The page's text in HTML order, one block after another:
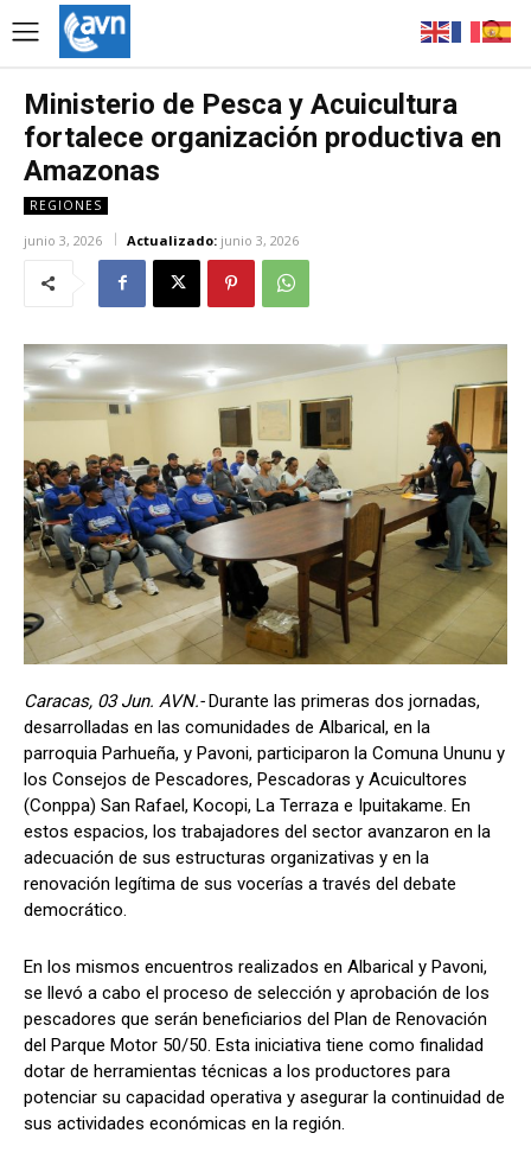
Ministerio de Pesca y Acuicultura
fortalece organización productiva en
Amazonas
REGIONES
junio 3, 2026 Actualizado: junio 3, 2026
Caracas, 03 Jun. AVN.- Durante las primeras dos jornadas,
desarrolladas en las comunidades de Albarical, en la
parroquia Parhueña, y Pavoni, participaron la Comuna Ununu y
los Consejos de Pescadores, Pescadoras y Acuicultores
(Conppa) San Rafael, Kocopi, La Terraza e Ipuitakame. En
estos espacios, los trabajadores del sector avanzaron en la
adecuación de sus estructuras organizativas y en la
renovación legítima de sus vocerías a través del debate
democrático.
En los mismos encuentros realizados en Albarical y Pavoni,
se llevó a cabo el proceso de selección y aprobación de los
pescadores que serán beneficiarios del Plan de Renovación
del Parque Motor 50/50. Esta iniciativa tiene como finalidad
dotar de herramientas técnicas a los productores para
potenciar su capacidad operativa y asegurar la continuidad de
sus actividades económicas en la región.